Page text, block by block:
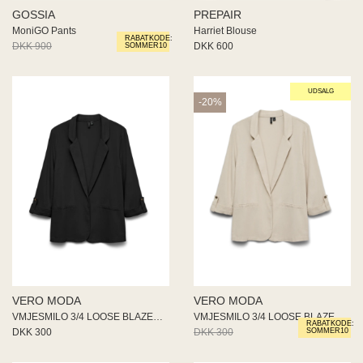
MODA
RABATKODE:
SOMMER10
GOSSIA
MoniGO Pants
DKK 900
DKK 675
PREPAIR
Harriet Blouse
DKK 600
VERO MODA
VMJESMILO 3/4 LOOSE BLAZER NOO
DKK 300
UDSALG
RABATKODE:
SOMMER10
-20%
VERO MODA
VMJESMILO 3/4 LOOSE BLAZER NOO
DKK 300
DKK 240